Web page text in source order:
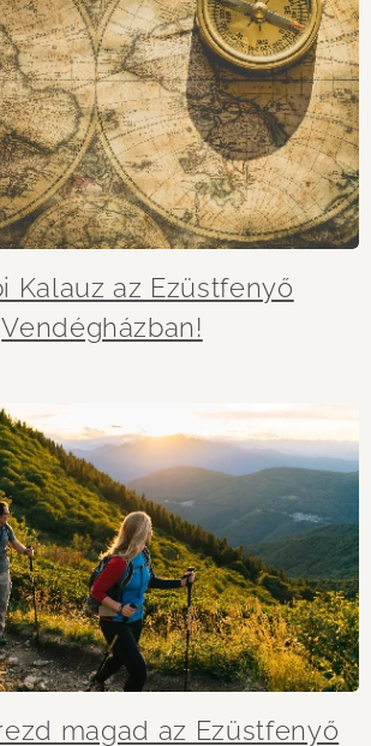
Kalauz az Ezüstfenyő
Vendégházban!
magad az Ezüstfenyő